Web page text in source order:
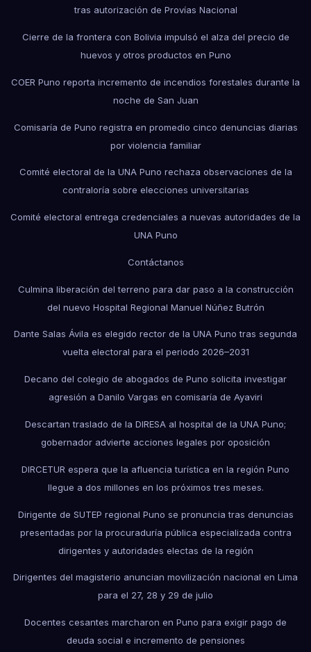
tras autorización de Provías Nacional
Cierre de la frontera con Bolivia impulsó el alza del precio de
huevos y otros productos en Puno
COER Puno reporta incremento de incendios forestales durante la
noche de San Juan
Comisaría de Puno registra en promedio cinco denuncias diarias
por violencia familiar
Comité electoral de la UNA Puno rechaza observaciones de la
contraloría sobre elecciones universitarias
Comité electoral entrega credenciales a nuevas autoridades de la
UNA Puno
Contáctanos
Culmina liberación del terreno para dar paso a la construcción
del nuevo Hospital Regional Manuel Núñez Butrón
Dante Salas Ávila es elegido rector de la UNA Puno tras segunda
vuelta electoral para el periodo 2026–2031
Decano del colegio de abogados de Puno solicita investigar
agresión a Danilo Vargas en comisaría de Ayaviri
Descartan traslado de la DIRESA al hospital de la UNA Puno;
gobernador advierte acciones legales por oposición
DIRCETUR espera que la afluencia turística en la región Puno
llegue a dos millones en los próximos tres meses.
Dirigente de SUTEP regional Puno se pronuncia tras denuncias
presentadas por la procuraduría pública especializada contra
dirigentes y autoridades electas de la región
Dirigentes del magisterio anuncian movilización nacional en Lima
para el 27, 28 y 29 de julio
Docentes cesantes marcharon en Puno para exigir pago de
deuda social e incremento de pensiones